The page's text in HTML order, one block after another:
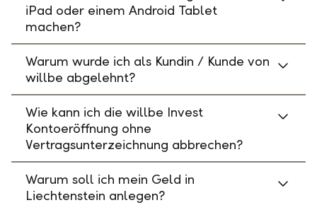
iPad oder einem Android Tablet
machen?
Warum wurde ich als Kundin / Kunde von
willbe abgelehnt?
Wie kann ich die willbe Invest
Kontoeröffnung ohne
Vertragsunterzeichnung abbrechen?
Warum soll ich mein Geld in
Liechtenstein anlegen?